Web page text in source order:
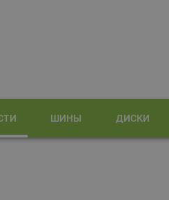
ШИНЫ ДИСКИ